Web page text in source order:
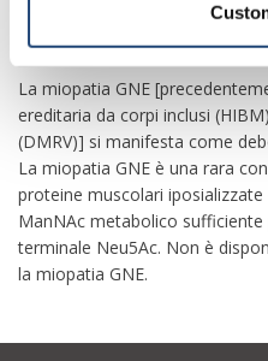
-Miopatia GNE
La miopatia GNE
ereditaria da corpi inclusi
(DMRV)] si manifesta come
La miopatia GNE è una rara
proteine ​​muscolari
ManNAc metabolico
terminale Neu5Ac. Non è
la miopatia GNE.